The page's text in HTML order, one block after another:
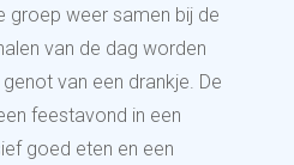
groep weer samen bij de
van de dag worden
van een drankje. De
feestavond in een
goed eten en een